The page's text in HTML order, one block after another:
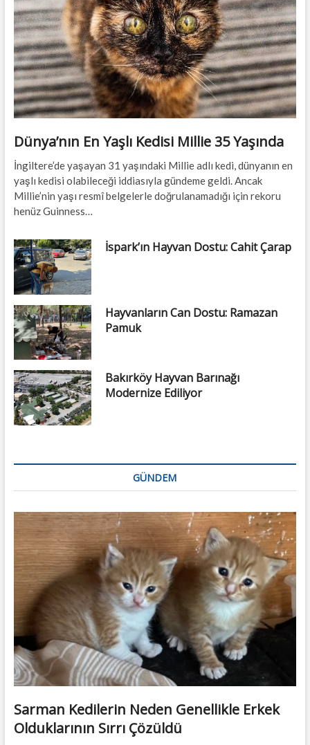
Dünya’nın En Yaşlı Kedisi Millie 35 Yaşında
İngiltere’de yaşayan 31 yaşındaki Millie adlı kedi, dünyanın en
yaşlı kedisi olabileceği iddiasıyla gündeme geldi. Ancak
Millie’nin yaşı resmî belgelerle doğrulanamadığı için rekoru
henüz Guinness…
İspark’ın Hayvan Dostu: Cahit Çarap
Hayvanların Can Dostu: Ramazan
Pamuk
Bakırköy Hayvan Barınağı
Modernize Ediliyor
GÜNDEM
Sarman Kedilerin Neden Genellikle Erkek
Olduklarının Sırrı Çözüldü